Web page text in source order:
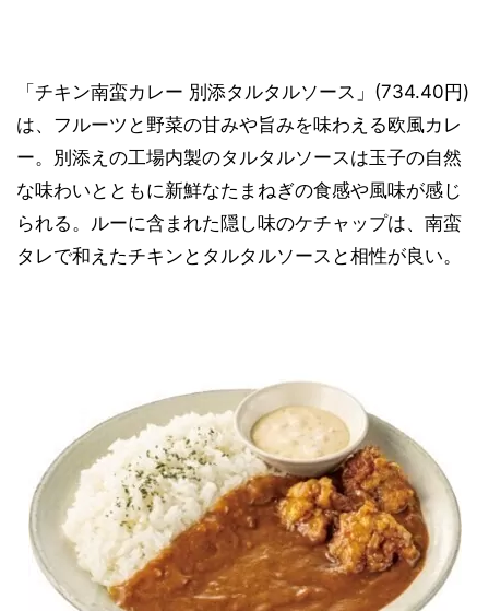
「チキン南蛮カレー 別添タルタルソース」(734.40円)
は、フルーツと野菜の甘みや旨みを味わえる欧風カレ
ー。別添えの工場内製のタルタルソースは玉子の自然
な味わいとともに新鮮なたまねぎの食感や風味が感じ
られる。ルーに含まれた隠し味のケチャップは、南蛮
タレで和えたチキンとタルタルソースと相性が良い。